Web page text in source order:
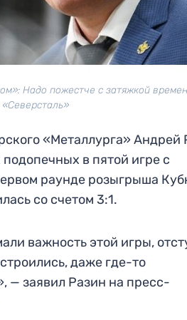
Надо пожестче с затяжкой
«Металлурга» Андрей
в пятой игре с
раунде розыгрыша
со счетом 3:1.
важность этой игры,
даже где-то
— заявил Разин на пресс-